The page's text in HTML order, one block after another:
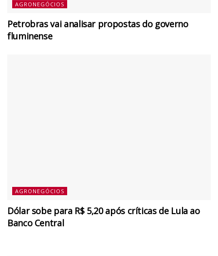
AGRONEGÓCIOS
Petrobras vai analisar propostas do governo
fluminense
AGRONEGÓCIOS
Dólar sobe para R$ 5,20 após críticas de Lula ao
Banco Central